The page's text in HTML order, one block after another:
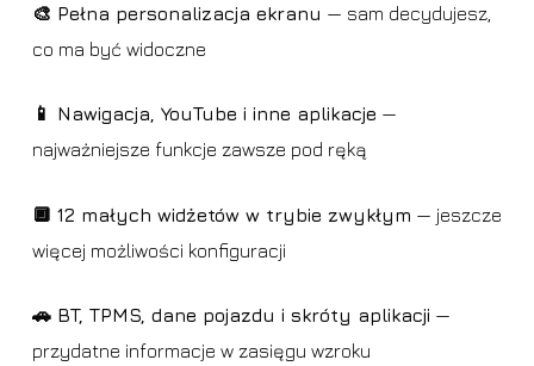
🎨 Pełna personalizacja ekranu — sam decydujesz,
co ma być widoczne
📱 Nawigacja, YouTube i inne aplikacje —
najważniejsze funkcje zawsze pod ręką
🔲 12 małych widżetów w trybie zwykłym — jeszcze
więcej możliwości konfiguracji
🚗 BT, TPMS, dane pojazdu i skróty aplikacji —
przydatne informacje w zasięgu wzroku